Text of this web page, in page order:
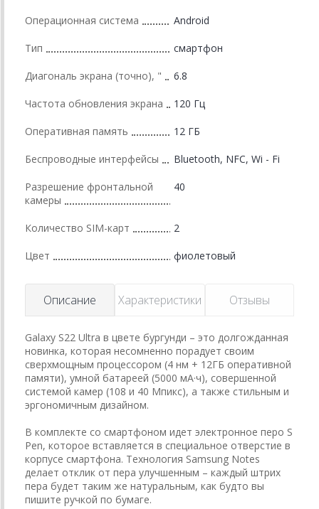
Операционная система Android
Тип смартфон
Диагональ экрана (точно), " 6.8
Частота обновления экрана 120 Гц
Оперативная память 12 ГБ
Беспроводные интерфейсы Bluetooth, NFC, Wi - Fi
Разрешение фронтальной
камеры
40
Количество SIM-карт 2
Цвет фиолетовый
Описание Характеристики Отзывы
Galaxy S22 Ultra в цвете бургунди – это долгожданная
новинка, которая несомненно порадует своим
сверхмощным процессором (4 нм + 12ГБ оперативной
памяти), умной батареей (5000 мА·ч), совершенной
системой камер (108 и 40 Мпикс), а также стильным и
эргономичным дизайном.
В комплекте со смартфоном идет электронное перо S
Pen, которое вставляется в специальное отверстие в
корпусе смартфона. Технология Samsung Notes
делает отклик от пера улучшенным – каждый штрих
пера будет таким же натуральным, как будто вы
пишите ручкой по бумаге.